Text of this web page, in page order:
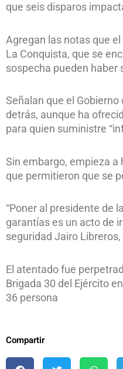
que seis disparos
Agregan las notas que
La Conquista, que se
sospecha pueden haber
Señalan que el
detrás, aunque ha
para quien suministre
Sin embargo, empieza a
que permitieron que se
“Poner al presidente de
garantías es un acto de
seguridad Jairo
El atentado fue
Brigada 30 del Ejército
36 persona
Compartir